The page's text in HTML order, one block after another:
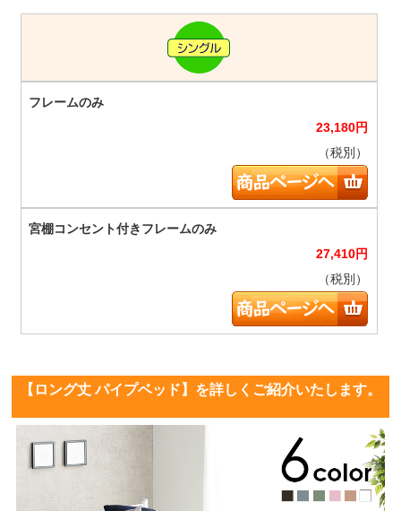
23,180円
（税別）
27,410円
（税別）
【ロング丈 パイプベッド】を詳しくご紹介いたします。